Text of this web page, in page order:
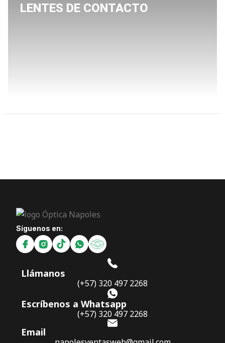
LENTES DE CONTACTO
Síguenos en:
Llámanos
(+57) 320 497 2268
Escríbenos a Whatsapp
(+57) 320 497 2268
Email